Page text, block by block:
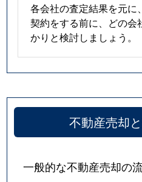
各会社の査定結果を元に
契約をする前に、どの会
かりと検討しましょう。
不動産売却
一般的な不動産売却の